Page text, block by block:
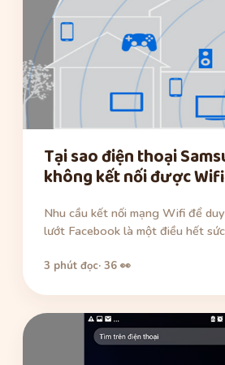
Tại sao điện thoại
không kết nối được
Nhu cầu kết nối mạng Wifi để
lướt Facebook là một điều hết
3 phút đọc· 36 👀